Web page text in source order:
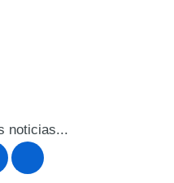
noticias...